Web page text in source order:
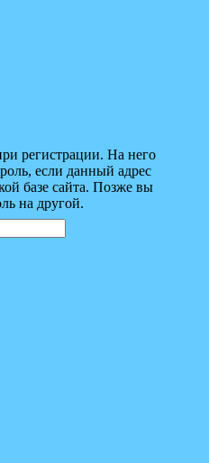
регистрации. На него
если данный адрес
базе сайта. Позже вы
на другой.